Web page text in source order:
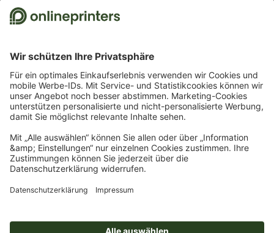
Wir nutzen Trustpilot als unabhängigen Dienstleister für die Einholung von
Bewertungen. Welche Maßnahmen Trustpilot trifft, um sicherzustellen, dass
Start Bürobedarf Stempel Holzstempel Stempelplatte für Holzstempel
Online Druckerei
Newsletter abonnieren & 15 % Gutschein sichern